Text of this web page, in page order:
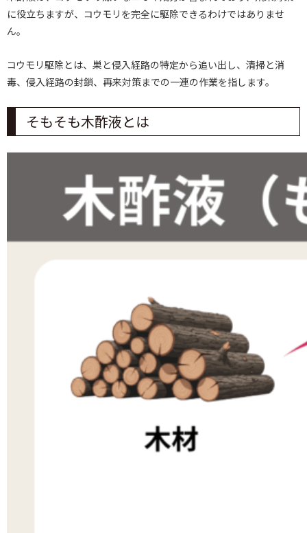
に役立ちますが、コウモリを完全に駆除できるわけではありませ
ん。
コウモリ駆除とは、巣と侵入経路の特定から追い出し、清掃と消
毒、侵入経路の封鎖、再来対策までの一連の作業を指します。
そもそも木酢液とは